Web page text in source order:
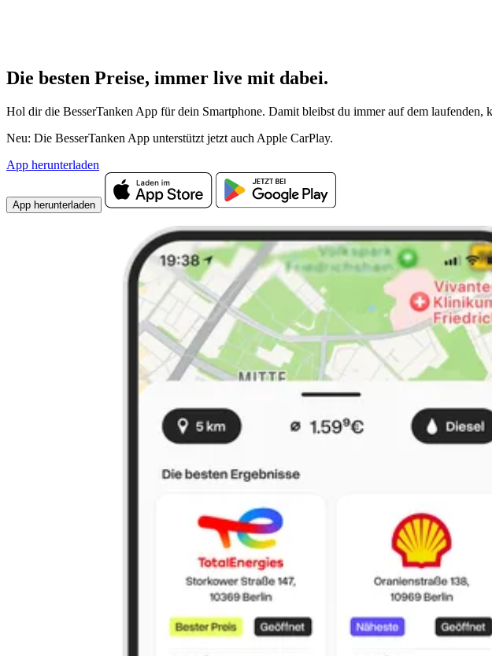
Die besten Preise, immer live mit dabei.
Hol dir die BesserTanken App für dein Smartphone. Damit bleibst du immer auf dem
Neu: Die BesserTanken App unterstützt jetzt auch Apple CarPlay.
App herunterladen
App herunterladen